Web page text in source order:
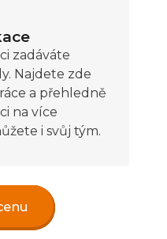
zadáváte
Najdete zde
a přehledně
na více
i svůj tým.